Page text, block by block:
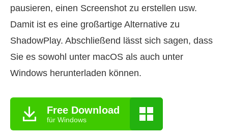
pausieren, einen Screenshot zu erstellen usw.
Damit ist es eine großartige Alternative zu
ShadowPlay. Abschließend lässt sich sagen, dass
Sie es sowohl unter macOS als auch unter
Windows herunterladen können.
Free Download
für Windows